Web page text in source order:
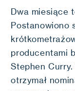
Dwa miesiące
Postanowiono
producentami
Stephen
otrzymał